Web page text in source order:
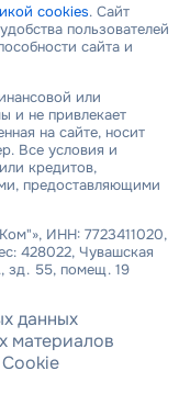
cookies. Сайт
пользователей
сайта и
или
и не привлекает
на сайте, носит
Все условия и
кредитов,
предоставляющими
ИНН: 7723411020,
428022, Чувашская
зд. 55, помещ. 19
данных
материалов